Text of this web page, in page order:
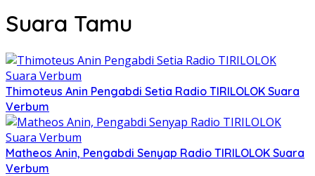
Suara Tamu
Thimoteus Anin Pengabdi Setia Radio TIRILOLOK Suara
Verbum
Matheos Anin, Pengabdi Senyap Radio TIRILOLOK Suara
Verbum